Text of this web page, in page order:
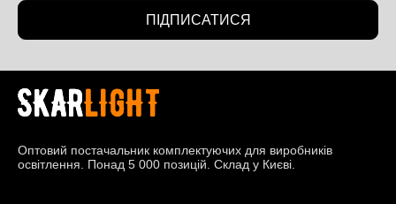
ПІДПИСАТИСЯ
Оптовий постачальник комплектуючих для виробників
освітлення. Понад 5 000 позицій. Склад у Києві.